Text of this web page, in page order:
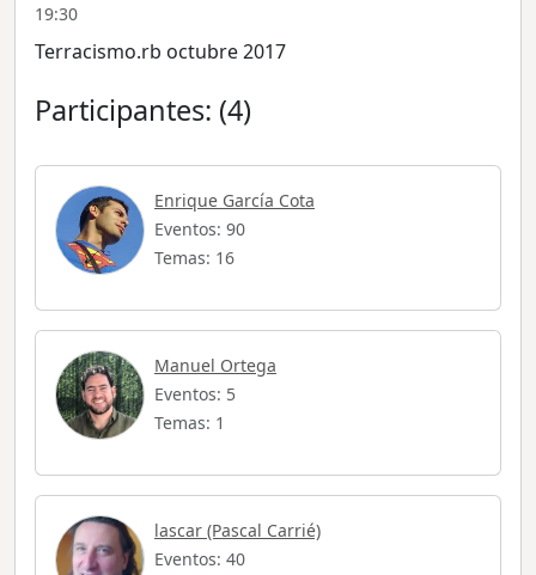
19:30
Terracismo.rb octubre 2017
Participantes: (4)
Enrique García Cota
Eventos: 90
Temas: 16
Manuel Ortega
Eventos: 5
Temas: 1
lascar (Pascal Carrié)
Eventos: 40